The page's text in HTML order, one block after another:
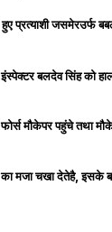
प्रत्याशी जसमेरउर्फ
प्रबंधक इंस्पेक्टर
पहुंचे तथा मौके
का मजा चखा देतेहै,